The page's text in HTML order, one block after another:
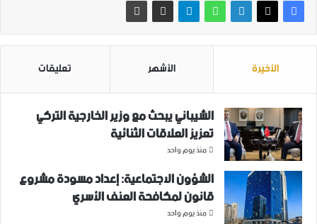
الأخيرة الأشهر تعليقات
الشيباني يبحث مع وزير الخارجية التركي
تعزيز العلاقات الثنائية
منذ يوم واحد
الشؤون الاجتماعية: إعداد مسودة مشروع
قانون لمكافحة العنف الأسري ‏
منذ يوم واحد